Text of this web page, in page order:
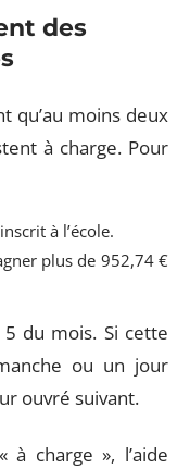
des
qu’au moins deux
à charge. Pour
à l’école.
plus de 952,74 €
du mois. Si cette
ou un jour
ouvré suivant.
à charge », l’aide